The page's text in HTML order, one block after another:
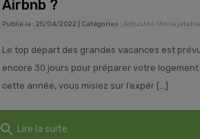
Airbnb ?
Publié le : 25/04/2022 | Catégories : Actualité literie jetable
Le top départ des grandes vacances est
encore 30 jours pour préparer votre logement
cette année, vous misiez sur l’expér [...]
search Lire la suite